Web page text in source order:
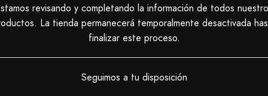
revisando y completando la información de todos
La tienda permanecerá temporalmente desactivada
finalizar este proceso.
Seguimos a tu disposición